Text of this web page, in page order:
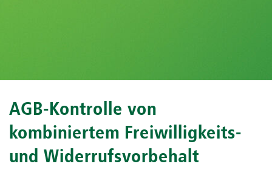
AGB-Kontrolle von
kombiniertem Freiwilligkeits-
und Widerrufsvorbehalt